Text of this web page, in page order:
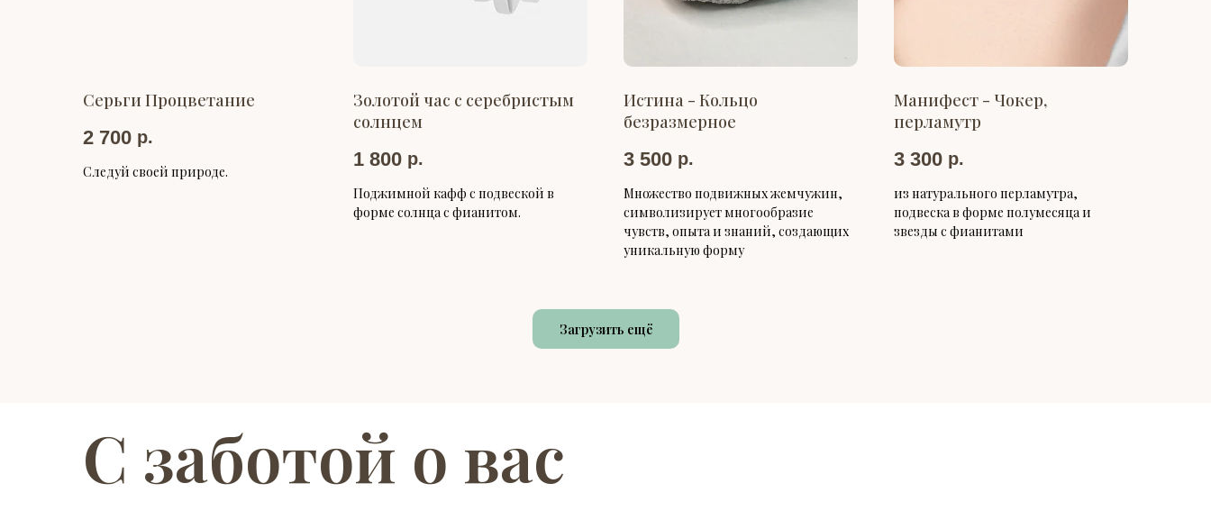
Серьги Процветание
2 700 р.
Следуй своей природе.
Золотой час с серебристым
солнцем
1 800 р.
Поджимной кафф с подвеской в
форме солнца с фианитом.
Истина - Кольцо
безразмерное
3 500 р.
Множество подвижных жемчужин,
символизирует многообразие
чувств, опыта и знаний, создающих
уникальную форму
Манифест - Чокер,
перламутр
3 300 р.
из натурального перламутра,
подвеска в форме полумесяца и
звезды с фианитами
Загрузить ещё
С заботой о вас